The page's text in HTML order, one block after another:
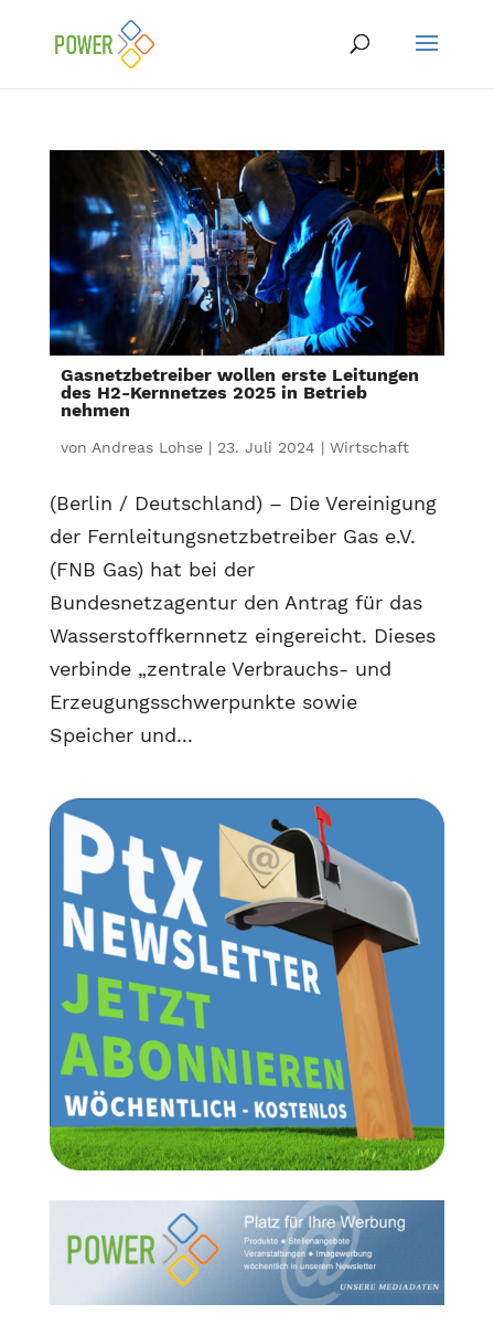
Gasnetzbetreiber wollen erste Leitungen
des H2-Kernnetzes 2025 in Betrieb
nehmen
von Andreas Lohse| 23. Juli 2024 | Wirtschaft
(Berlin / Deutschland) – Die Vereinigung
der Fernleitungsnetzbetreiber Gas e.V.
(FNB Gas) hat bei der
Bundesnetzagentur den Antrag für das
Wasserstoffkernnetz eingereicht. Dieses
verbinde „zentrale Verbrauchs- und
Erzeugungsschwerpunkte sowie
Speicher und...